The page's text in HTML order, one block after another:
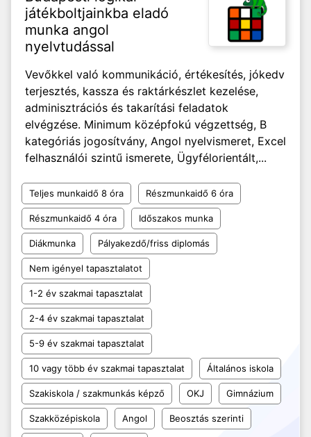
játékboltjainkba eladó
munka angol
nyelvtudással
Vevőkkel való kommunikáció, értékesítés, jókedv
terjesztés, kassza és raktárkészlet kezelése,
adminisztrációs és takarítási feladatok
elvégzése. Minimum középfokú végzettség, B
kategóriás jogosítvány, Angol nyelvismeret, Excel
felhasználói szintű ismerete, Ügyfélorientált,...
Teljes munkaidő 8 óra Részmunkaidő 6 óra
Részmunkaidő 4 óra Időszakos munka
Diákmunka Pályakezdő/friss diplomás
Nem igényel tapasztalatot
1-2 év szakmai tapasztalat
2-4 év szakmai tapasztalat
5-9 év szakmai tapasztalat
10 vagy több év szakmai tapasztalat Általános iskola
Szakiskola / szakmunkás képző OKJ Gimnázium
Szakközépiskola Angol Beosztás szerinti